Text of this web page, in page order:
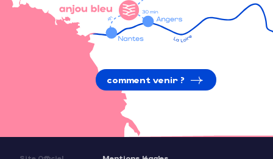
comment venir ?